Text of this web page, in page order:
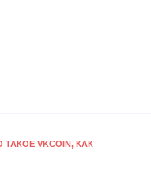
ТАКОЕ VKCOIN, КАК